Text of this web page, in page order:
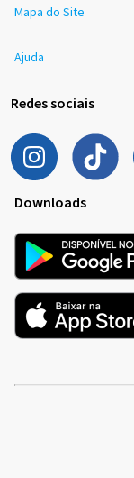
Mapa do Site
Ajuda
Redes sociais
Downloads